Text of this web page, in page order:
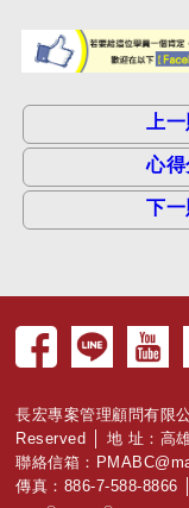
上
心
下
長宏專案管理顧問有
Reserved │ 地 址：高
聯絡信箱：
傳真：886-7-588-8866